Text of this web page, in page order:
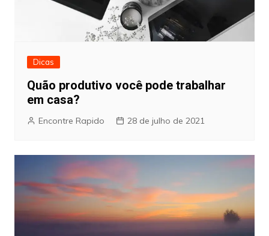
Dicas
Quão produtivo você pode trabalhar
em casa?
Encontre Rapido 28 de julho de 2021